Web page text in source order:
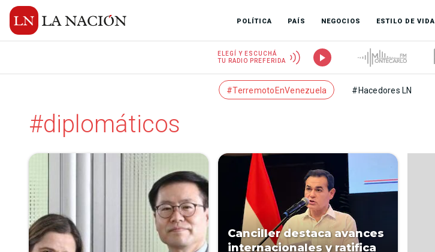
POLÍTICA PAÍS NEGOCIOS ESTILO DE VIDA
ELEGÍ Y ESCUCHÁ
TU RADIO PREFERIDA
#TerremotoEnVenezuela #Hacedores LN
#diplomáticos
Canciller destaca avances
internacionales y ratifica